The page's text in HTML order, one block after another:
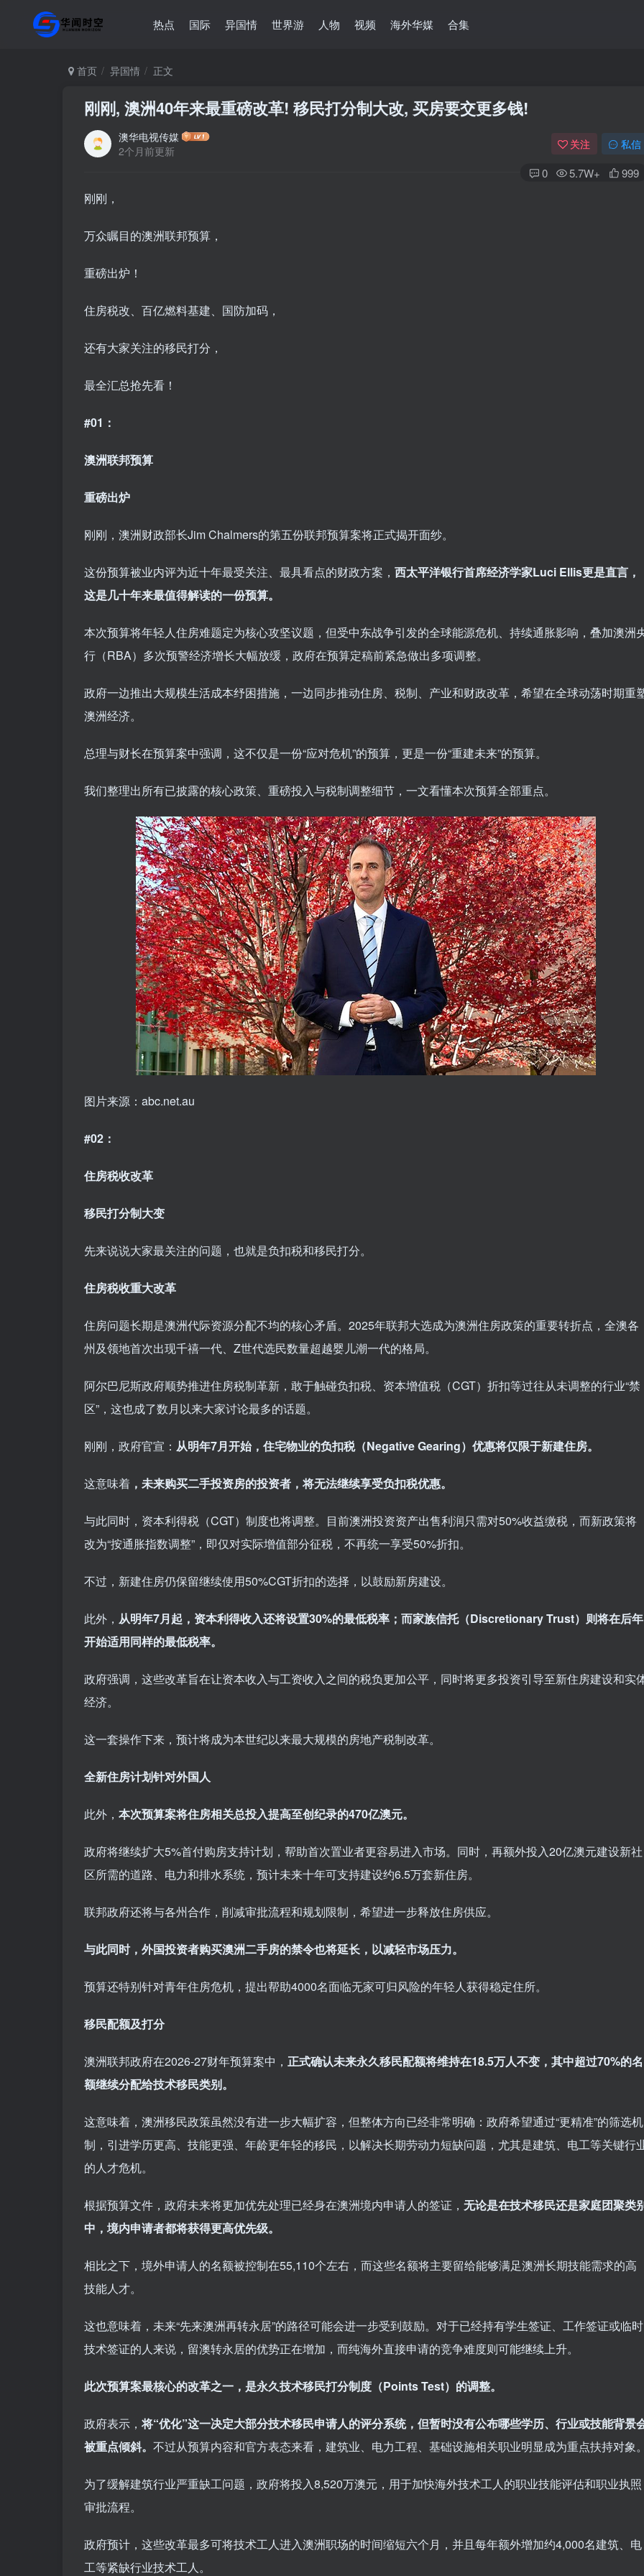
热点 国际 异国情 世界游 人物 视频 海外华媒 合集
首页 异国情 正文
刚刚, 澳洲40年来最重磅改革! 移民打分制大改, 买房要交更多钱!
澳华电视传媒
2个月前更新
关注 私信
0 5.7W+ 999
刚刚，
万众瞩目的澳洲联邦预算，
重磅出炉！
住房税改、百亿燃料基建、国防加码，
还有大家关注的移民打分，
最全汇总抢先看！
#01：
澳洲联邦预算
重磅出炉
刚刚，澳洲财政部长Jim Chalmers的第五份联邦预算案将正式揭开面纱。
这份预算被业内评为近十年最受关注、最具看点的财政方案， 西太平洋银行首席经济学家Luci Ellis更是直言，
这是几十年来最值得解读的一份预算。
本次预算将年轻人住房难题定为核心攻坚议题，但受中东战争引发的全球能源危机、持续通胀影响，叠加澳洲
行（RBA）多次预警经济增长大幅放缓，政府在预算定稿前紧急做出多项调整。
政府一边推出大规模生活成本纾困措施，一边同步推动住房、税制、产业和财政改革，希望在全球动荡时期重
澳洲经济。
总理与财长在预算案中强调，这不仅是一份“应对危机”的预算，更是一份“重建未来”的预算。
我们整理出所有已披露的核心政策、重磅投入与税制调整细节，一文看懂本次预算全部重点。
图片来源：abc.net.au
#02：
住房税收改革
移民打分制大变
先来说说大家最关注的问题，也就是负扣税和移民打分。
住房税收重大改革
住房问题长期是澳洲代际资源分配不均的核心矛盾。2025年联邦大选成为澳洲住房政策的重要转折点，全澳各
州及领地首次出现千禧一代、Z世代选民数量超越婴儿潮一代的格局。
阿尔巴尼斯政府顺势推进住房税制革新，敢于触碰负扣税、资本增值税（CGT）折扣等过往从未调整的行业“禁
区”，这也成了数月以来大家讨论最多的话题。
刚刚，政府官宣： 从明年7月开始，住宅物业的负扣税（Negative Gearing）优惠将仅限于新建住房。
这意味着 ，未来购买二手投资房的投资者，将无法继续享受负扣税优惠。
与此同时，资本利得税（CGT）制度也将调整。目前澳洲投资资产出售利润只需对50%收益缴税，而新政策将
改为“按通胀指数调整”，即仅对实际增值部分征税，不再统一享受50%折扣。
不过，新建住房仍保留继续使用50%CGT折扣的选择，以鼓励新房建设。
此外， 从明年7月起，资本利得收入还将设置30%的最低税率；而家族信托（Discretionary Trust）则将在后年
开始适用同样的最低税率。
政府强调，这些改革旨在让资本收入与工资收入之间的税负更加公平，同时将更多投资引导至新住房建设和实
经济。
这一套操作下来，预计将成为本世纪以来最大规模的房地产税制改革。
全新住房计划针对外国人
此外， 本次预算案将住房相关总投入提高至创纪录的470亿澳元。
政府将继续扩大5%首付购房支持计划，帮助首次置业者更容易进入市场。同时，再额外投入20亿澳元建设新社
区所需的道路、电力和排水系统，预计未来十年可支持建设约6.5万套新住房。
联邦政府还将与各州合作，削减审批流程和规划限制，希望进一步释放住房供应。
与此同时，外国投资者购买澳洲二手房的禁令也将延长，以减轻市场压力。
预算还特别针对青年住房危机，提出帮助4000名面临无家可归风险的年轻人获得稳定住所。
移民配额及打分
澳洲联邦政府在2026-27财年预算案中， 正式确认未来永久移民配额将维持在18.5万人不变，其中超过70%的名
额继续分配给技术移民类别。
这意味着，澳洲移民政策虽然没有进一步大幅扩容，但整体方向已经非常明确：政府希望通过“更精准”的筛选机
制，引进学历更高、技能更强、年龄更年轻的移民，以解决长期劳动力短缺问题，尤其是建筑、电工等关键行
的人才危机。
根据预算文件，政府未来将更加优先处理已经身在澳洲境内申请人的签证， 无论是在技术移民还是家庭团聚类
中，境内申请者都将获得更高优先级。
相比之下，境外申请人的名额被控制在55,110个左右，而这些名额将主要留给能够满足澳洲长期技能需求的高
技能人才。
这也意味着，未来“先来澳洲再转永居”的路径可能会进一步受到鼓励。对于已经持有学生签证、工作签证或临时
技术签证的人来说，留澳转永居的优势正在增加，而纯海外直接申请的竞争难度则可能继续上升。
此次预算案最核心的改革之一，是永久技术移民打分制度（Points Test）的调整。
政府表示，将“优化”这一决定大部分技术移民申请人的评分系统，但暂时没有公布哪些学历、行业或技能背景
被重点倾斜。 不过从预算内容和官方表态来看，建筑业、电力工程、基础设施相关职业明显成为重点扶持对象
为了缓解建筑行业严重缺工问题，政府将投入8,520万澳元，用于加快海外技术工人的职业技能评估和职业执照
审批流程。
政府预计，这些改革最多可将技术工人进入澳洲职场的时间缩短六个月，并且每年额外增加约4,000名建筑、电
工等紧缺行业技术工人。